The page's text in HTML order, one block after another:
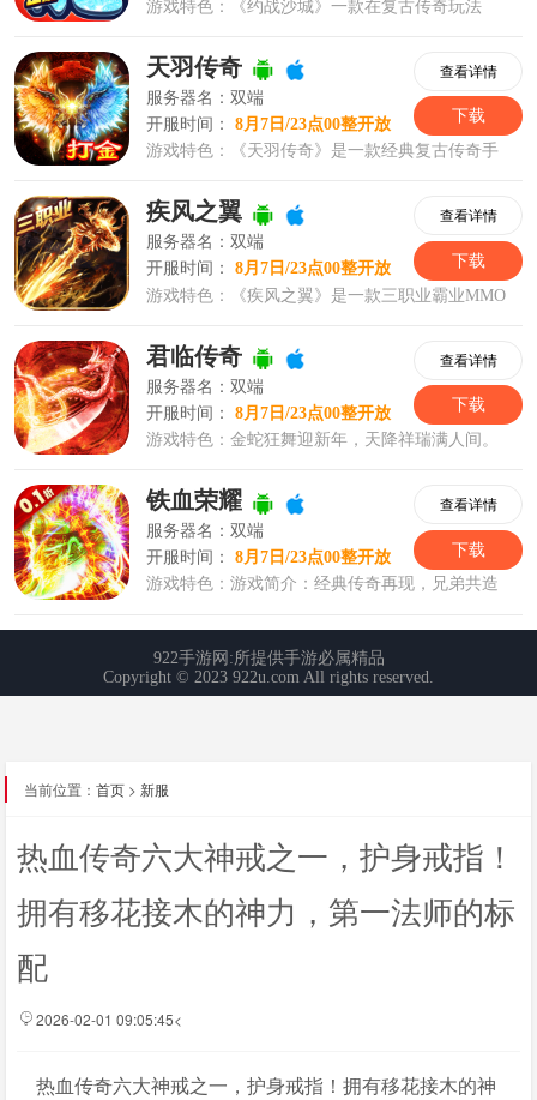
当前位置： 首页 > 新服
热血传奇六大神戒之一，护身戒指！
拥有移花接木的神力，第一法师的标
配
2026-02-01 09:05:45<
热血传奇六大神戒之一，护身戒指！拥有移花接木的神